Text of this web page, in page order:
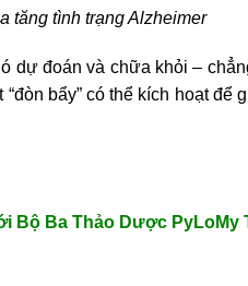
tăng tình trạng Alzheimer
dự đoán và chữa khỏi –
bẩy” có thể kích hoạt
Bộ Ba Thảo Dược PyLoMy